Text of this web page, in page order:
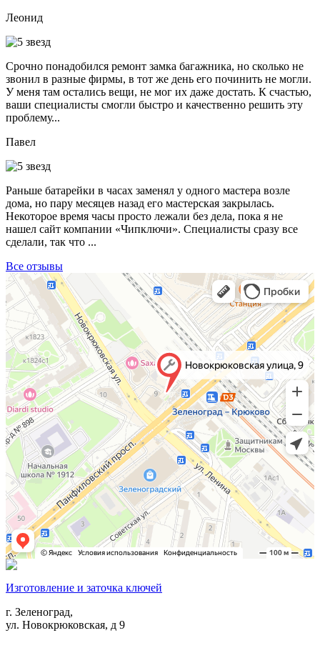
Леонид
Срочно понадобился ремонт замка багажника, но сколько не
звонил в разные фирмы, в тот же день его починить не могли.
У меня там остались вещи, не мог их даже достать. К счастью,
ваши специалисты смогли быстро и качественно решить эту
проблему...
Павел
Раньше батарейки в часах заменял у одного мастера возле
дома, но пару месяцев назад его мастерская закрылась.
Некоторое время часы просто лежали без дела, пока я не
нашел сайт компании «Чипключи». Специалисты сразу все
сделали, так что ...
Все отзывы
Изготовление и заточка ключей
г. Зеленоград,
ул. Новокрюковская, д 9